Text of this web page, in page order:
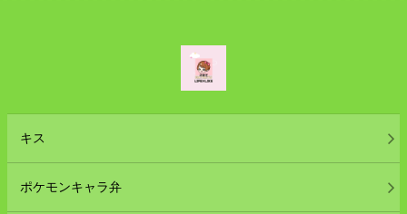
キス
ポケモンキャラ弁